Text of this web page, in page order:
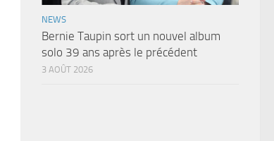
NEWS
Bernie Taupin sort un nouvel album
solo 39 ans après le précédent
3 AOÛT 2026